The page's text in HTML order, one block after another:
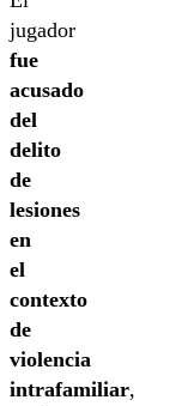
jugador
fue
acusado
del
delito
de
lesiones
en
el
contexto
de
violencia
intrafamiliar,